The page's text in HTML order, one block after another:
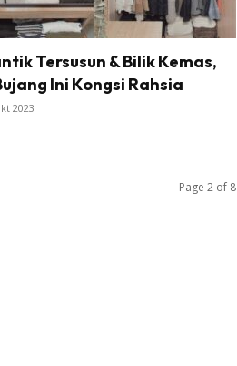
Tersusun & Bilik Kemas,
Ini Kongsi Rahsia
2023
Page 2 of 8